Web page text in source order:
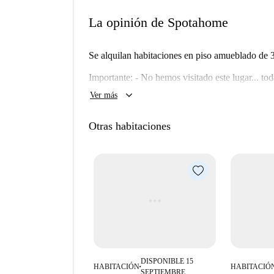
La opinión de Spotahome
Se alquilan habitaciones en piso amueblado de
Importante: - No hemos visitado este lugar...
apartamento en Spotahome, así que vuelva
Ver más keyboard_arrow_down
Otras habitaciones
HABITACIÓN■
DISPONIBLE 15
SEPTIEMBRE